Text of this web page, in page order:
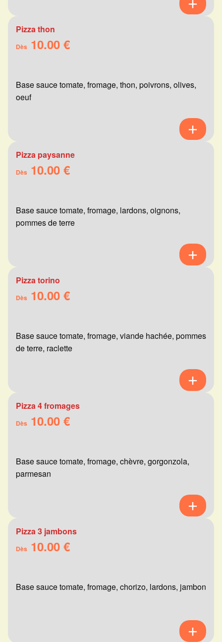
Pizza thon
Dès 10.00 €
Base sauce tomate, fromage, thon, poivrons, olives,
oeuf
Pizza paysanne
Dès 10.00 €
Base sauce tomate, fromage, lardons, oignons,
pommes de terre
Pizza torino
Dès 10.00 €
Base sauce tomate, fromage, viande hachée, pommes
de terre, raclette
Pizza 4 fromages
Dès 10.00 €
Base sauce tomate, fromage, chèvre, gorgonzola,
parmesan
Pizza 3 jambons
Dès 10.00 €
Base sauce tomate, fromage, chorizo, lardons, jambon